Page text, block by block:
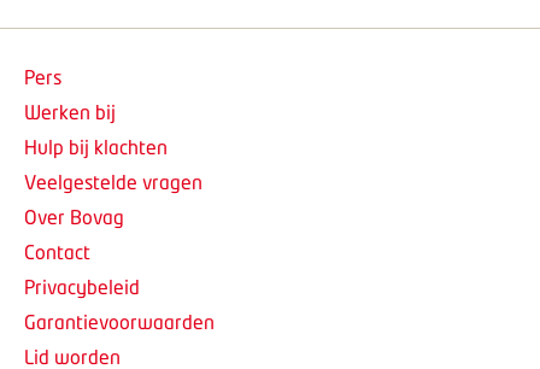
Pers
Werken bij
Hulp bij klachten
Veelgestelde vragen
Over Bovag
Contact
Privacybeleid
Garantievoorwaarden
Lid worden